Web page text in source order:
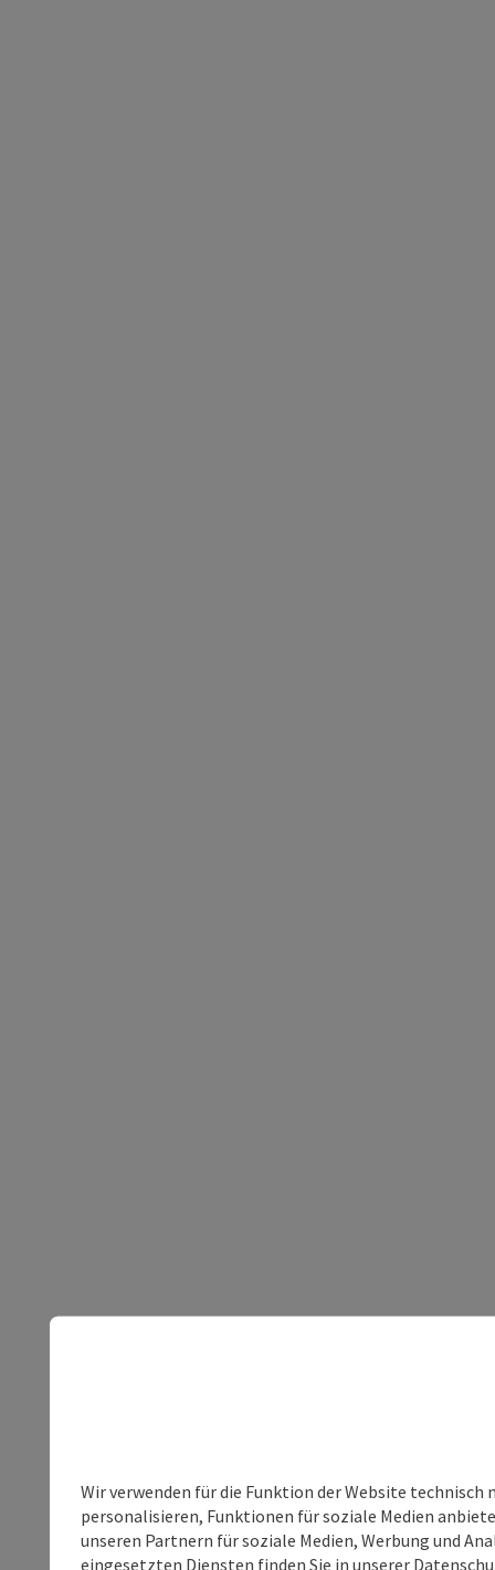
Wir verwenden für die Funktion der Website
personalisieren, Funktionen für soziale Medien
unseren Partnern für soziale Medien, Werbung und
eingesetzten Diensten finden Sie in unserer